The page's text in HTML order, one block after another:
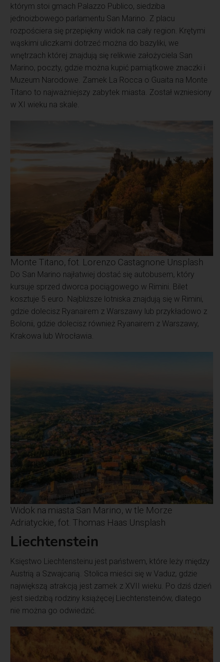
którym stoi gmach Palazzo Publico, siedziba
jednoizbowego parlamentu San Marino. Z placu
rozpościera się przepiękny widok na cały region. Krętymi
wąskimi uliczkami dotrzeć można do bazyliki, we
wnętrzach której znajdują się relikwie założyciela San
Marino, poczty, gdzie można kupić pamiątkowe znaczki i
Muzeum Narodowe. Zamek La Rocca o Guaita na Monte
Titano to najważniejszy zabytek miasta. Został wzniesiony
w XI wieku na skale.
Monte Titano, fot. Lorenzo Castagnone Unsplash
Do San Marino najłatwiej dostać się autobusem, który
kursuje sprzed dworca pociągowego w Rimini. Bilet
kosztuje 5 euro. Najbliższe lotniska znajdują się w Rimini,
gdzie dolecisz Ryanairem z Warszawy lub przykładowo z
Bolonii, gdzie dolecisz również Ryanairem z Warszawy,
Krakowa lub Wrocławia.
Widok na miasta San Marino, w tle Morze
Adriatyckie, fot. Thomas Haas Unsplash
Liechtenstein
Księstwo Liechtensteinu jest państwem, które leży między
Austrią a Szwajcarią. Stolica mieści się w Vaduz, gdzie
największą atrakcją jest zamek z XVII wieku. Po dziś dzień
jest siedzibą rodziny książęcej Liechtensteinów, dlatego
nie można go odwiedzić.